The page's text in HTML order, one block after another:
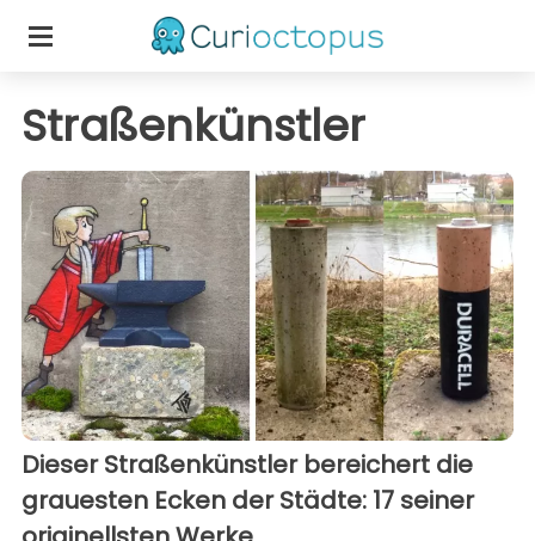
Straßenkünstler
Dieser Straßenkünstler bereichert die
grauesten Ecken der Städte: 17 seiner